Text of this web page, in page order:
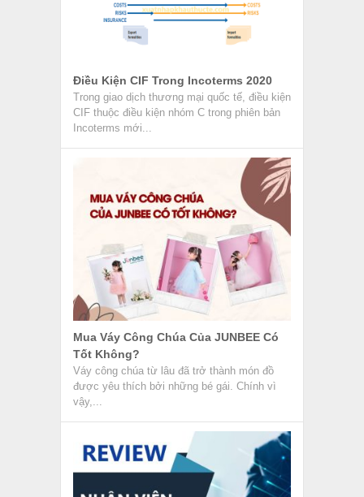
Điều Kiện CIF Trong Incoterms 2020
Trong giao dịch thương mại quốc tế, điều kiện
CIF thuộc điều kiện nhóm C trong phiên bản
Incoterms mới...
Mua Váy Công Chúa Của JUNBEE Có
Tốt Không?
Váy công chúa từ lâu đã trở thành món đồ
được yêu thích bởi những bé gái. Chính vì
vậy,...